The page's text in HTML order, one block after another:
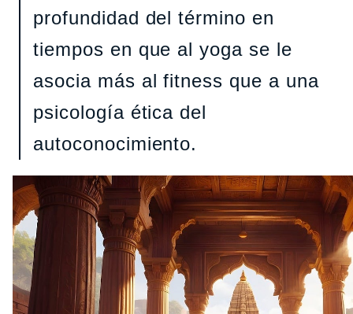
profundidad del término en
tiempos en que al yoga se le
asocia más al fitness que a una
psicología ética del
autoconocimiento.